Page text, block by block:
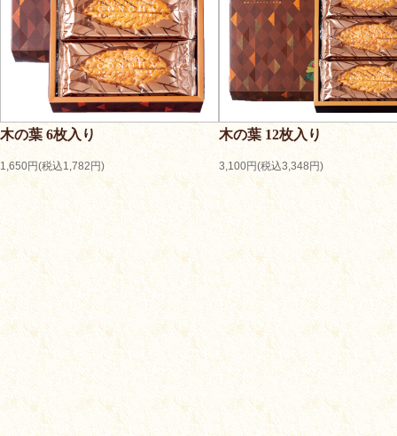
木の葉 6枚入り
1,650円(税込1,782円)
木の葉 12枚入り
3,100円(税込3,348円)